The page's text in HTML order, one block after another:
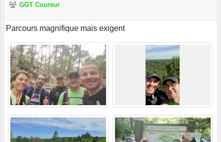
GGT Coureur
Parcours magnifique mais exigent